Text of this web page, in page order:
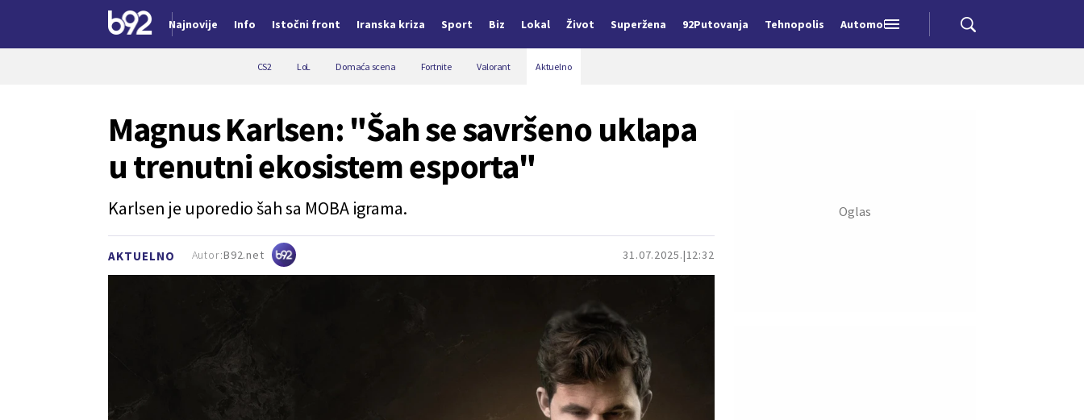
Najnovije Info Istočni front Iranska kriza Sport Biz Lokal Život Superžena 92Putovanja Tehnopolis Automobili
CS2 LoL Domaća scena Fortnite Valorant Aktuelno
AKTUELNO 31.07.2025. 12:32
Magnus Karlsen: "Šah se savršeno uklapa
u trenutni ekosistem esporta"
Karlsen je uporedio šah sa MOBA igrama.
Autor:B92.net